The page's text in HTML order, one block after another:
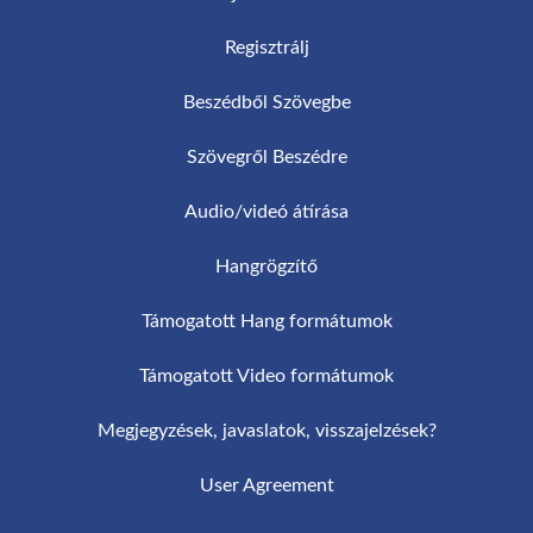
Regisztrálj
Beszédből Szövegbe
Szövegről Beszédre
Audio/videó átírása
Hangrögzítő
Támogatott Hang formátumok
Támogatott Video formátumok
Megjegyzések, javaslatok, visszajelzések?
User Agreement